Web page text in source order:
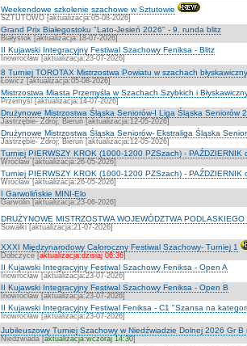
Weekendowe szkolenie szachowe w Sztutowie
SZTUTOWO [aktualizacja:05-08-2026]
Grand Prix Białegostoku "Lato-Jesień 2026" - 9. runda blitz
Białystok [aktualizacja:18-07-2026]
II Kujawski Integracyjny Festiwal Szachowy Feniksa - Blitz
Inowrocław [aktualizacja:23-07-2026]
8 Turniej TOROTAX Mistrzostwa Powiatu w szachach
Łowicz [aktualizacja:05-08-2026]
Mistrzostwa Miasta Przemyśla w Szachach Szybkich i
Przemyśl [aktualizacja:14-07-2026]
Drużynowe Mistrzostwa Śląska Seniorów-I Liga Śląska Seniorów
Jastrzębie- Zdrój; Bieruń [aktualizacja:12-05-2026]
Drużynowe Mistrzostwa Śląska Seniorów- Ekstraliga Śląska
Jastrzębie- Zdrój; Bieruń [aktualizacja:12-05-2026]
Turniej PIERWSZY KROK (1000-1200 PZSzach) - PAŹDZIERNIK
Wrocław [aktualizacja:26-05-2026]
Turniej PIERWSZY KROK (1000-1200 PZSzach) - PAŹDZIERNIK
Wrocław [aktualizacja:26-05-2026]
I Garwolińskie MINI-Elo
Garwolin [aktualizacja:23-06-2026]
DRUŻYNOWE MISTRZOSTWA WOJEWÓDZTWA
Suwałki [aktualizacja:21-07-2026]
XXXI Międzynarodowy Całoroczny Festiwal Szachowy- Turniej 1
Dobczyce [aktualizacja:dzisiaj 06:36]
II Kujawski Integracyjny Festiwal Szachowy Feniksa - Open A
Inowrocław [aktualizacja:23-07-2026]
II Kujawski Integracyjny Festiwal Szachowy Feniksa - Open B
Inowrocław [aktualizacja:23-07-2026]
II Kujawski Integracyjny Festiwal Feniksa - C1 "Szansa na
Inowrocław [aktualizacja:23-07-2026]
Jubileuszowy Turniej Szachowy w Niedźwiadzie Dolnej 2026 Gr
Niedźwiada [aktualizacja:wczoraj 14:30]